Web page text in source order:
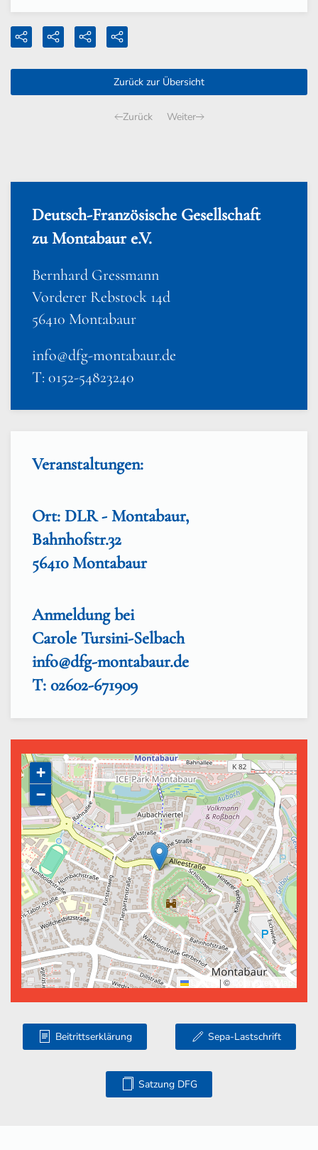
Zurück zur Übersicht
Zurück Weiter
Deutsch-Französische Gesellschaft
zu Montabaur e.V.
Bernhard Gressmann
Vorderer Rebstock 14d
56410 Montabaur
info@dfg-montabaur.de
T: 0152-54823240
Veranstaltungen:
Ort: DLR - Montabaur,
Bahnhofstr.32
56410 Montabaur
Anmeldung bei
Carole Tursini-Selbach
info@dfg-montabaur.de
T: 02602-671909
+
−
| ©
Beitrittserklärung Sepa-Lastschrift
Satzung DFG